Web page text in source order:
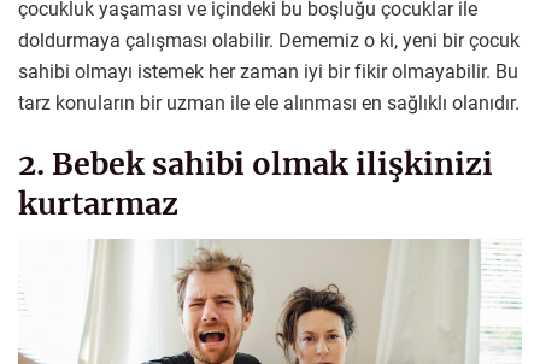
çocukluk yaşaması ve içindeki bu boşluğu çocuklar ile
doldurmaya çalışması olabilir. Dememiz o ki, yeni bir çocuk
sahibi olmayı istemek her zaman iyi bir fikir olmayabilir. Bu
tarz konuların bir uzman ile ele alınması en sağlıklı olanıdır.
2. Bebek sahibi olmak ilişkinizi
kurtarmaz